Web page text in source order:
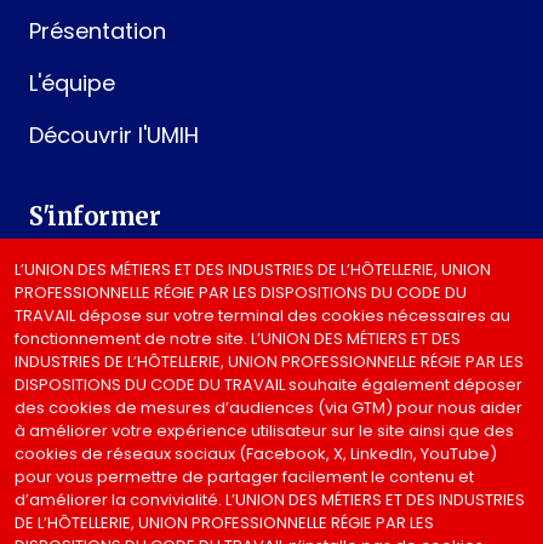
Présentation
L'équipe
Découvrir l'UMIH
S'informer
Actualités
Partenaires
Nous suivre
Informations légales
L’UNION DES MÉTIERS ET DES INDUSTRIES DE L’HÔTELLERIE, UNION
PROFESSIONNELLE RÉGIE PAR LES DISPOSITIONS DU CODE DU
TRAVAIL dépose sur votre terminal des cookies nécessaires au
fonctionnement de notre site. L’UNION DES MÉTIERS ET DES
INDUSTRIES DE L’HÔTELLERIE, UNION PROFESSIONNELLE RÉGIE PAR LES
DISPOSITIONS DU CODE DU TRAVAIL souhaite également déposer
des cookies de mesures d’audiences (via GTM) pour nous aider
à améliorer votre expérience utilisateur sur le site ainsi que des
cookies de réseaux sociaux (Facebook, X, LinkedIn, YouTube)
pour vous permettre de partager facilement le contenu et
d’améliorer la convivialité. L’UNION DES MÉTIERS ET DES INDUSTRIES
DE L’HÔTELLERIE, UNION PROFESSIONNELLE RÉGIE PAR LES